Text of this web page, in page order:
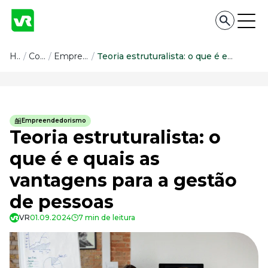
Conteúdo
Todas as categorias
Confira nossos conteúdos
Empreendedorismo
Impulsione o seu negócio
Legislação
Fique por dentro da lei
Pessoas e Cultura
Aprimore a cultura organizacional
Educação Financeira
Saiba como gerenciar o seu dinheiro
Para o Trabalhador
Home / Conteúdo / Empreendedorismo / Teoria estruturalista: o que é e quais as vantagens para a gestão de pessoas
Empreendedorismo
Teoria estruturalista: o
que é e quais as
vantagens para a gestão
de pessoas
VR01.09.2024 7 min de leitura